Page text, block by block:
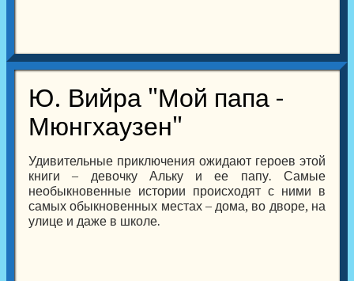
Ю. Вийра "Мой папа -
Мюнгхаузен"
Удивительные приключения ожидают героев этой
книги – девочку Альку и ее папу. Самые
необыкновенные истории происходят с ними в
самых обыкновенных местах – дома, во дворе, на
улице и даже в школе.